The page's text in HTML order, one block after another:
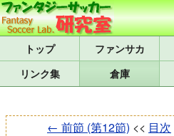
トップ
リンク集
倉庫
← 前節 (第12節) << 目次